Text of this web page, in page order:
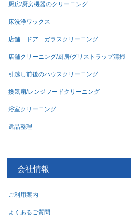
厨房/厨房機器のクリーニング
床洗浄ワックス
店舗 ドア ガラスクリーニング
店舗クリーニング/厨房/グリストラップ清掃
引越し前後のハウスクリーニング
換気扇/レンジフードクリーニング
浴室クリーニング
遺品整理
会社情報
ご利用案内
よくあるご質問